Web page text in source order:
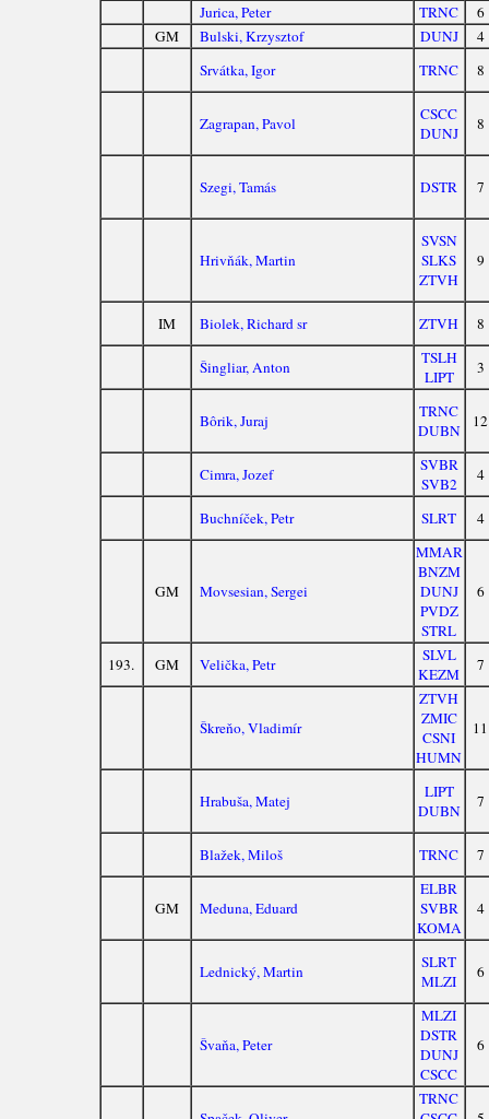
Jurica, Peter TRNC
6
GM
Bulski, Krzysztof DUNJ
4
Srvátka, Igor
TRNC 8
Zagrapan, Pavol
CSCC
DUNJ
8
Szegi, Tamás DSTR 7
Hrivňák, Martin
SVSN
SLKS
ZTVH
9
IM Biolek, Richard sr ZTVH 8
Šingliar, Anton
TSLH
LIPT
3
Bôrik, Juraj
TRNC
DUBN
12
Cimra, Jozef
SVBR
SVB2
4
Buchníček, Petr SLRT 4
GM Movsesian, Sergei
MMAR
BNZM
DUNJ
PVDZ
STRL
6
193. GM Velička, Petr
SLVL
KEZM
7
Škreňo, Vladimír
ZTVH
ZMIC
CSNI
HUMN
11
Hrabuša, Matej
LIPT
DUBN
7
Blažek, Miloš TRNC 7
GM Meduna, Eduard
ELBR
SVBR
KOMA
4
Lednický, Martin
SLRT
MLZI
6
Švaňa, Peter
MLZI
DSTR
DUNJ
CSCC
6
TRNC